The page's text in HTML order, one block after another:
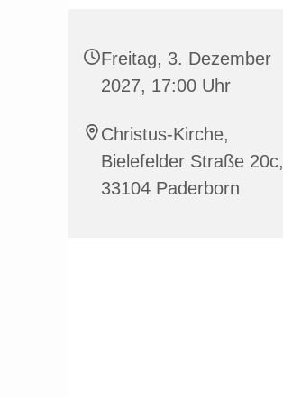
Freitag, 3. Dezember
2027, 17:00 Uhr
Christus-Kirche,
Bielefelder Straße 20c,
33104 Paderborn